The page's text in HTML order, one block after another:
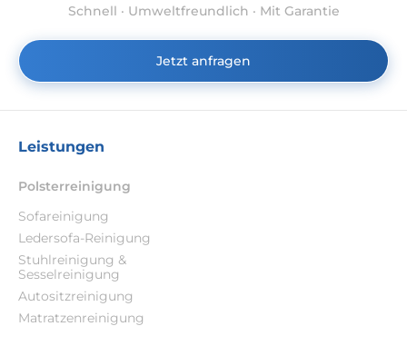
Schnell · Umweltfreundlich · Mit Garantie
Jetzt anfragen
Leistungen
Polsterreinigung
Sofareinigung
Ledersofa-Reinigung
Stuhlreinigung &
Sesselreinigung
Autositzreinigung
Matratzenreinigung